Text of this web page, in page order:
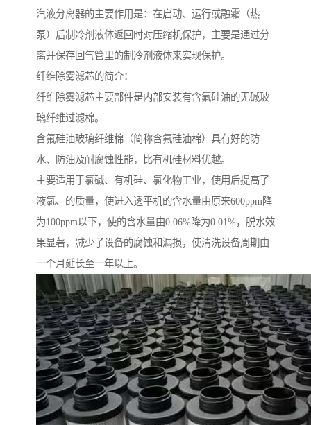
汽液分离器的主要作用是：在启动、运行或融霜（热
泵）后制冷剂液体返回时对压缩机保护，主要是通过分
离并保存回气管里的制冷剂液体来实现保护。
纤维除雾滤芯的简介：
纤维除雾滤芯主要部件是内部安装有含氟硅油的无碱玻
璃纤维过滤棉。
含氟硅油玻璃纤维棉（简称含氟硅油棉）具有好的防
水、防油及耐腐蚀性能，比有机硅材料优越。
主要适用于氯碱、有机硅、氯化物工业，使用后提高了
液氯、的质量，使进入透平机的含水量由原来600ppm降
为100ppm以下，使的含水量由0.06%降为0.01%，脱水效
果显著，减少了设备的腐蚀和漏损，使清洗设备周期由
一个月延长至一年以上。